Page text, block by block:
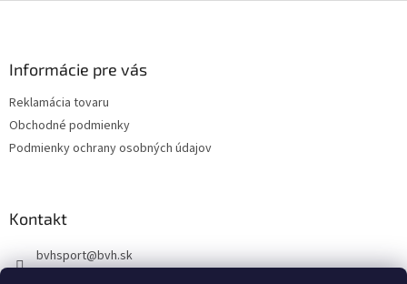
Informácie pre vás
Reklamácia tovaru
Obchodné podmienky
Podmienky ochrany osobných údajov
Kontakt
bvhsport@bvh.sk